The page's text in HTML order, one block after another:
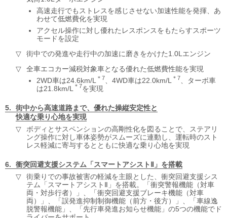
高速走行でもストレスを感じさせない加速性能を発揮、あ
わせて低燃費化を実現
アクセル操作に対し優れたレスポンスをもたらすスポーツ
モードを設定
街中での発進や走行中の加速に磨きをかけた1.0Lエンジン
全車エコカー減税対象車となる優れた低燃費性能を実現
2WD車は24.6km/L
＊7 、4WD車は22.0km/L ＊7
、ターボ車
は21.8km/L
＊7を実現
街中から高速道路まで、 優れた操縦安定性と
快適な乗り心地を実現
ボディとサスペンションの高剛性化を図ることで、ステアリ
ング操作に対し車体姿勢がスムーズに連動し、運転時のスト
レス軽減に寄与するとともに快適な乗り心地を実現
衝突回避支援システム 「スマートアシストⅡ」を搭載
街乗りでの事故被害の軽減を主眼とした、衝突回避支援シス
テム「スマートアシストⅡ」を搭載。「衝突警報機能（対車
両・対歩行者）」、「衝突回避支援ブレーキ機能（対車
両）」、「誤発進抑制制御機能（前方・後方）」、「車線逸
脱警報機能」、「先行車発進お知らせ機能」の5つの機能でド